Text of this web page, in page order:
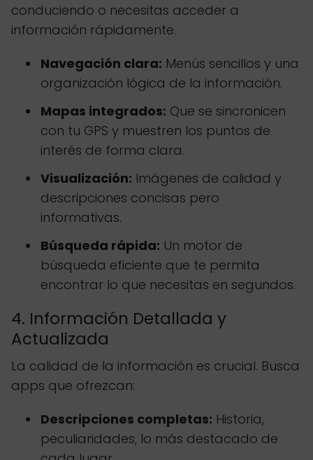
conduciendo o necesitas acceder a
información rápidamente.
Navegación clara: Menús sencillos y una
organización lógica de la información.
Mapas integrados: Que se sincronicen
con tu GPS y muestren los puntos de
interés de forma clara.
Visualización: Imágenes de calidad y
descripciones concisas pero
informativas.
Búsqueda rápida: Un motor de
búsqueda eficiente que te permita
encontrar lo que necesitas en segundos.
4. Información Detallada y
Actualizada
La calidad de la información es crucial. Busca
apps que ofrezcan:
Descripciones completas: Historia,
peculiaridades, lo más destacado de